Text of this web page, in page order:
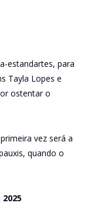
estandartes, para
Tayla Lopes e
ostentar o
vez será a
quando o